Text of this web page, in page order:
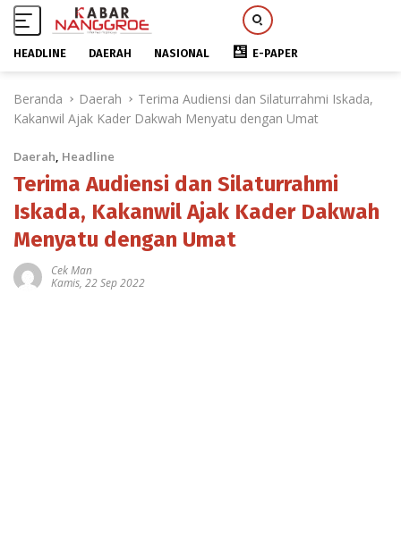
HEADLINE DAERAH NASIONAL E-PAPER
Beranda Daerah
Terima Audiensi dan Silaturrahmi Iskada,
Kakanwil Ajak Kader Dakwah Menyatu dengan Umat
Daerah, Headline
Terima Audiensi dan Silaturrahmi
Iskada, Kakanwil Ajak Kader Dakwah
Menyatu dengan Umat
Cek Man
Kamis, 22 Sep 2022